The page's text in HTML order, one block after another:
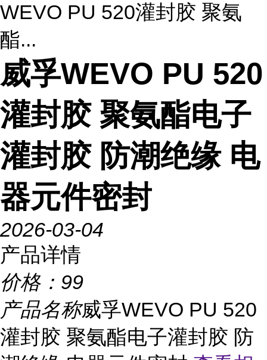
WEVO PU 520灌封胶 聚氨
酯...
威孚WEVO PU 520
灌封胶 聚氨酯电子
灌封胶 防潮绝缘 电
器元件密封
2026-03-04
产品详情
价格： 99
产品名称威孚WEVO PU 520
灌封胶 聚氨酯电子灌封胶 防